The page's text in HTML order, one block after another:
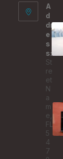
A
d
dr
e
s
s:
St
re
et
N
a
m
e,
FL
5
4
7